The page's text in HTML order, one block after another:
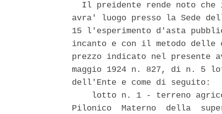
Il preidente rende noto che
avra' luogo presso la Sede
15 l'esperimento d'asta
incanto e con il metodo
prezzo indicato nel
maggio 1924 n. 827, di n.
dell'Ente e come di seguito:
lotto n. 1 - terreno
Pilonico  Materno  della